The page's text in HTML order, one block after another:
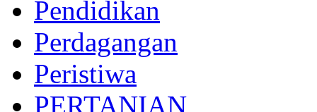
Pendidikan
Perdagangan
Peristiwa
PERTANIAN